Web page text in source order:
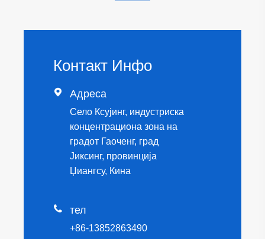
Контакт Инфо
 Адреса
Село Ксујинг, индустриска
концентрациона зона на
градот Гаоченг, град
Јиксинг, провинција
Џиангсу, Кина
 тел
+86-13852863490